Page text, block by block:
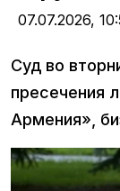
07.07.2026,
Суд во
пресечения
Армения»,